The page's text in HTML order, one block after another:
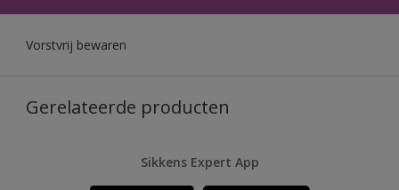
Vorstvrij bewaren
Gerelateerde producten
Sikkens Expert App